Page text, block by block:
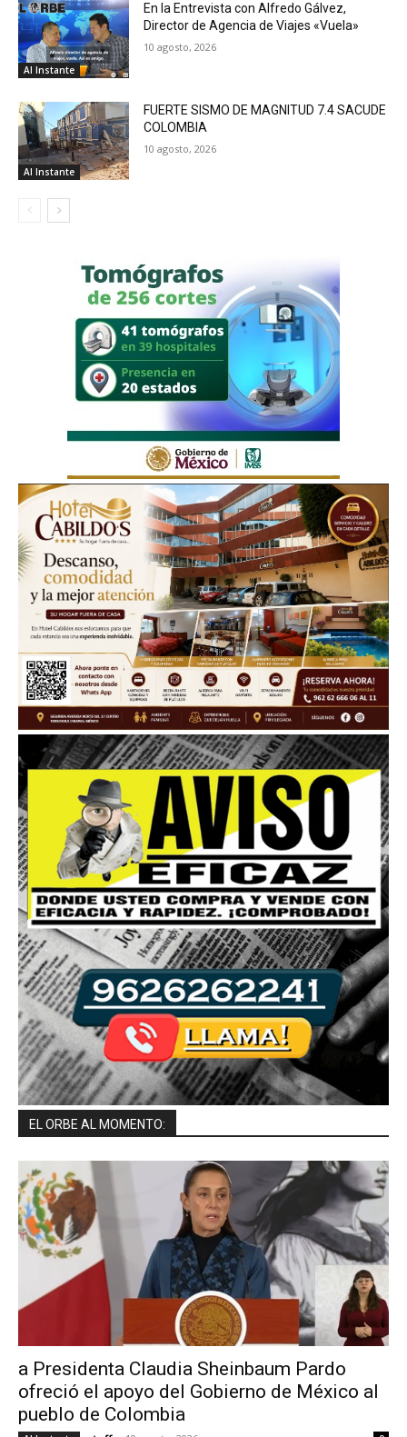
Al Instante
En la Entrevista con Alfredo Gálvez,
Director de Agencia de Viajes «Vuela»
10 agosto, 2026
Al Instante
FUERTE SISMO DE MAGNITUD 7.4 SACUDE
COLOMBIA
10 agosto, 2026
EL ORBE AL MOMENTO:
a Presidenta Claudia Sheinbaum Pardo
ofreció el apoyo del Gobierno de México al
pueblo de Colombia